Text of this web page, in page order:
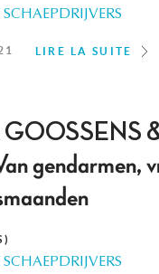
LIRE LA SUITE
GOOSSENS
gendarmen,